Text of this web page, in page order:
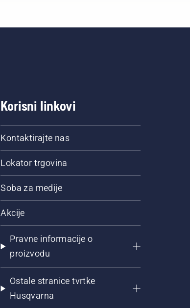
Korisni linkovi
Kontaktirajte nas
Lokator trgovina
Soba za medije
Akcije
Pravne informacije o
proizvodu
Ostale stranice tvrtke
Husqvarna